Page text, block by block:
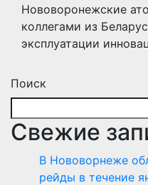
Нововоронежские
коллегами из
эксплуатации
Поиск
Свежие
В Нововорнеже
рейды в течение